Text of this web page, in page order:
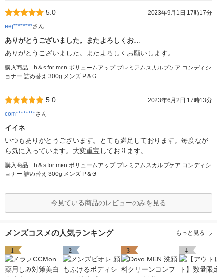
5.0
2023年9月1日 17時17分
eej********さん
ありがとうございました。またよろしくお…
ありがとうございました。またよろしくお願いします。
購入商品：h＆s for men ボリュームアップ プレミアムスカルプケア コンディシ
ョナー 詰め替え 300g メンズ P＆G
5.0
2023年6月2日 17時13分
com********さん
イイネ
いつもありがとうございます。とても満足しております。毎度なが
ら気に入っています。大変重宝しております。
購入商品：h＆s for men ボリュームアップ プレミアムスカルプケア コンディシ
ョナー 詰め替え 300g メンズ P＆G
今見ている商品のレビューのみを見る
メンズコスメの人気ランキング もっと見る
1 2 3 4